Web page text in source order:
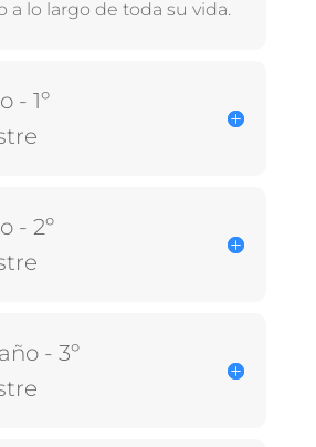
a lo largo de toda su vida.
- 1º
- 2º
- 3º